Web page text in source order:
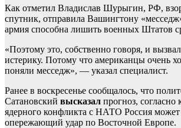
Как отметил Владислав Шурыгин, РФ,
спутник, отправила Вашингтону
армия способна лишить военных Штатов
«Поэтому это, собственно говоря, и
истерику. Потому что американцы очень
поняли месседж», — указал специалист.
Ранее в воскресенье сообщалось, что
Сатановский высказал прогноз, согласно
ядерного конфликта с НАТО Россия может
опережающий удар по Восточной Европе.